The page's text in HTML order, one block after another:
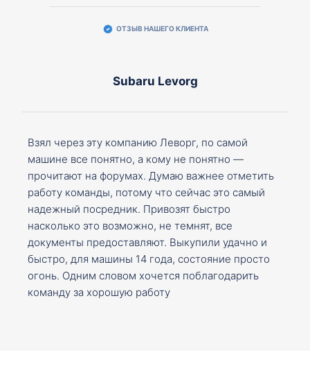
ОТЗЫВ НАШЕГО КЛИЕНТА
Subaru Levorg
Взял через эту компанию Леворг, по самой
машине все понятно, а кому не понятно —
прочитают на форумах. Думаю важнее отметить
работу команды, потому что сейчас это самый
надежный посредник. Привозят быстро
насколько это возможно, не темнят, все
документы предоставляют. Выкупили удачно и
быстро, для машины 14 года, состояние просто
огонь. Одним словом хочется поблагодарить
команду за хорошую работу